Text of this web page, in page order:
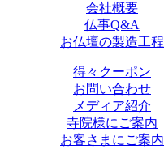
会社概要
仏事Q&A
お仏壇の製造工程
得々クーポン
お問い合わせ
メディア紹介
寺院様にご案内
お客さまにご案内